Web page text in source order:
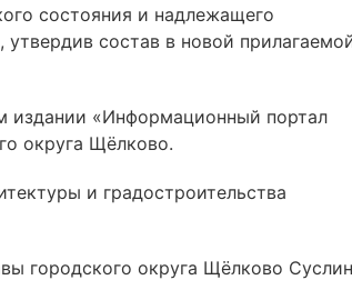
состояния и надлежащего
состав в новой
издании «Информационный портал
округа Щёлково.
и градостроительства
городского округа Щёлково